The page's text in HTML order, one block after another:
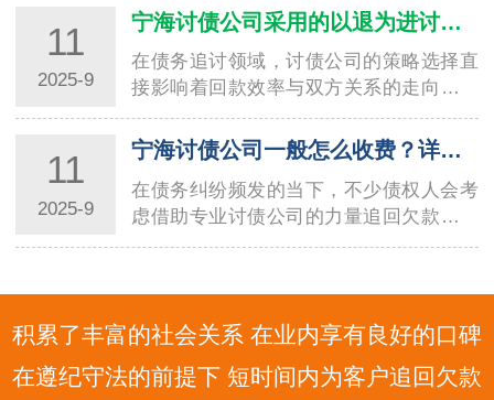
规性。温州讨债公司在长期服务本地企业
与个人的过程中，积累了丰富的法律程序
讨债经…
11
2025-9
宁海讨债公司采用的以退为进讨债方法分析
在债务追讨领域，讨债公司的策略选择直
接影响着回款效率与双方关系的走向。其
中，“以退为进” 作为一种兼具灵活性与策
略性的方法，被不少专业讨债公司广泛应
用，温州讨债公司在这一方法的实践中便
积…
11
2025-9
宁海讨债公司一般怎么收费？详细解读收费标准
在债务纠纷频发的当下，不少债权人会考
虑借助专业讨债公司的力量追回欠款，而
收费标准往往是大家关注的核心问题。不
在差异，宁波讨债公司作为当地债务催收
领域的…
积累了丰富的社会关系 在业内享有良好的口碑
在遵纪守法的前提下 短时间内为客户追回欠款